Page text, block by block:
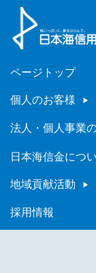
ページトップ
個人のお客様
法人・個人事業
日本海信金につ
地域貢献活動
採用情報